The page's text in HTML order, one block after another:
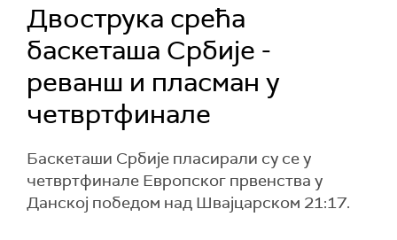
Двострука срећа
баскеташа Србије -
реванш и пласман у
четвртфинале
Баскеташи Србије пласирали су се у
четвртфинале Европског првенства у
Данској победом над Швајцарском 21:17.